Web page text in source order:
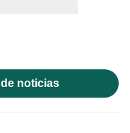
noticias